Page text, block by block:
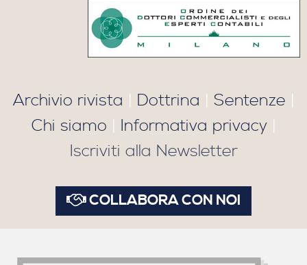
Archivio rivista | Dottrina | Sentenze |
Chi siamo | Informativa privacy|
Iscriviti alla Newsletter
COLLABORA CON NOI